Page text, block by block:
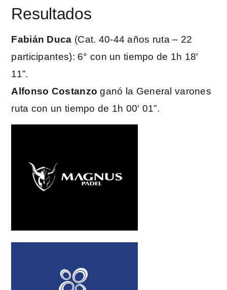
Resultados
Fabián Duca (Cat. 40-44 años ruta – 22
participantes): 6° con un tiempo de 1h 18′
11”.
Alfonso Costanzo ganó la General varones
ruta con un tiempo de 1h 00′ 01”.